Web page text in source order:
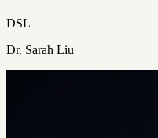
DSL
Dr. Sarah Liu